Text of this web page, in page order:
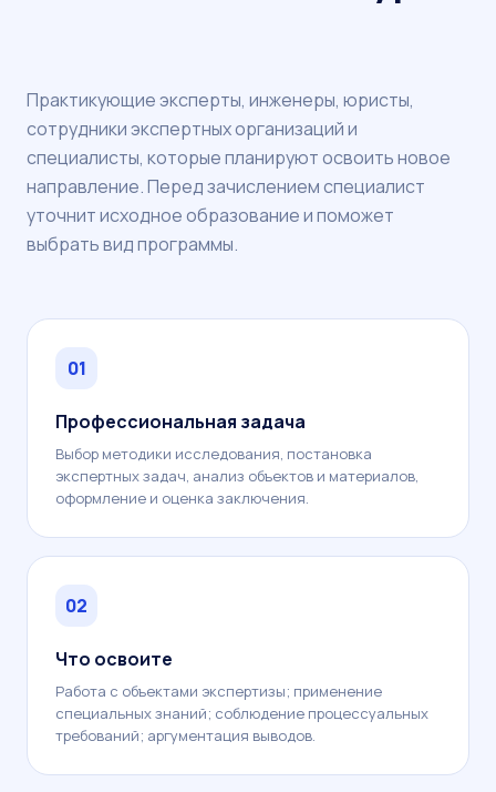
Практикующие эксперты, инженеры, юристы,
сотрудники экспертных организаций и
специалисты, которые планируют освоить новое
направление. Перед зачислением специалист
уточнит исходное образование и поможет
выбрать вид программы.
01
Профессиональная задача
Выбор методики исследования, постановка
экспертных задач, анализ объектов и материалов,
оформление и оценка заключения.
02
Что освоите
Работа с объектами экспертизы; применение
специальных знаний; соблюдение процессуальных
требований; аргументация выводов.